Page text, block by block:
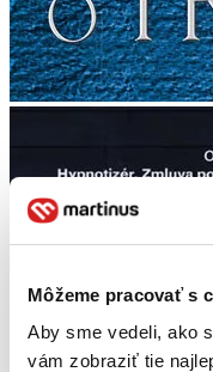
Môžeme pracovať s
Aby sme vedeli, ako
vám zobraziť tie